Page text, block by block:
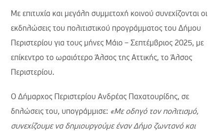
Με επιτυχία και μεγάλη συμμετοχή κοινού συνεχίζονται οι
εκδηλώσεις του πολιτιστικού προγράμματος του Δήμου
Περιστερίου για τους μήνες Μάιο – Σεπτέμβριος 2025, με
επίκεντρο το ωραιότερο Άλσος της Αττικής, το Άλσος
Περιστερίου.
Ο Δήμαρχος Περιστερίου Ανδρέας Παχατουρίδης, σε
δηλώσεις του, υπογράμμισε: «Με οδηγό τον πολιτισμό,
συνεχίζουμε να δημιουργούμε έναν Δήμο ζωντανό και